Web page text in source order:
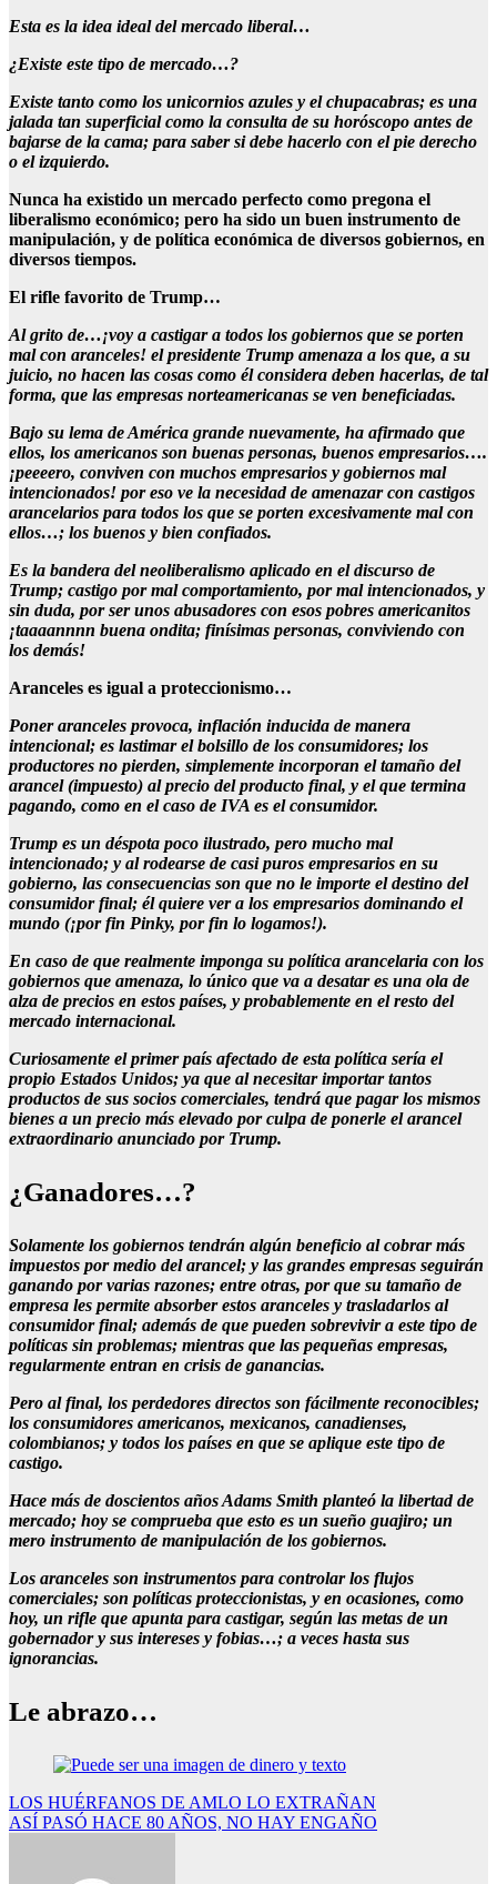
Esta es la idea ideal del mercado liberal…
¿Existe este tipo de mercado…?
Existe tanto como los unicornios azules y el chupacabras; es una
jalada tan superficial como la consulta de su horóscopo antes de
bajarse de la cama; para saber si debe hacerlo con el pie derecho
o el izquierdo.
Nunca ha existido un mercado perfecto como pregona el
liberalismo económico; pero ha sido un buen instrumento de
manipulación, y de política económica de diversos gobiernos, en
diversos tiempos.
El rifle favorito de Trump…
Al grito de…¡voy a castigar a todos los gobiernos que se porten
mal con aranceles! el presidente Trump amenaza a los que, a su
juicio, no hacen las cosas como él considera deben hacerlas, de tal
forma, que las empresas norteamericanas se ven beneficiadas.
Bajo su lema de América grande nuevamente, ha afirmado que
ellos, los americanos son buenas personas, buenos empresarios….
¡peeeero, conviven con muchos empresarios y gobiernos mal
intencionados! por eso ve la necesidad de amenazar con castigos
arancelarios para todos los que se porten excesivamente mal con
ellos…; los buenos y bien confiados.
Es la bandera del neoliberalismo aplicado en el discurso de
Trump; castigo por mal comportamiento, por mal intencionados, y
sin duda, por ser unos abusadores con esos pobres americanitos
¡taaaannnn buena ondita; finísimas personas, conviviendo con
los demás!
Aranceles es igual a proteccionismo…
Poner aranceles provoca, inflación inducida de manera
intencional; es lastimar el bolsillo de los consumidores; los
productores no pierden, simplemente incorporan el tamaño del
arancel (impuesto) al precio del producto final, y el que termina
pagando, como en el caso de IVA es el consumidor.
Trump es un déspota poco ilustrado, pero mucho mal
intencionado; y al rodearse de casi puros empresarios en su
gobierno, las consecuencias son que no le importe el destino del
consumidor final; él quiere ver a los empresarios dominando el
mundo (¡por fin Pinky, por fin lo logamos!).
En caso de que realmente imponga su política arancelaria con los
gobiernos que amenaza, lo único que va a desatar es una ola de
alza de precios en estos países, y probablemente en el resto del
mercado internacional.
Curiosamente el primer país afectado de esta política sería el
propio Estados Unidos; ya que al necesitar importar tantos
productos de sus socios comerciales, tendrá que pagar los mismos
bienes a un precio más elevado por culpa de ponerle el arancel
extraordinario anunciado por Trump.
¿Ganadores…?
Solamente los gobiernos tendrán algún beneficio al cobrar más
impuestos por medio del arancel; y las grandes empresas seguirán
ganando por varias razones; entre otras, por que su tamaño de
empresa les permite absorber estos aranceles y trasladarlos al
consumidor final; además de que pueden sobrevivir a este tipo de
políticas sin problemas; mientras que las pequeñas empresas,
regularmente entran en crisis de ganancias.
Pero al final, los perdedores directos son fácilmente reconocibles;
los consumidores americanos, mexicanos, canadienses,
colombianos; y todos los países en que se aplique este tipo de
castigo.
Hace más de doscientos años Adams Smith planteó la libertad de
mercado; hoy se comprueba que esto es un sueño guajiro; un
mero instrumento de manipulación de los gobiernos.
Los aranceles son instrumentos para controlar los flujos
comerciales; son políticas proteccionistas, y en ocasiones, como
hoy, un rifle que apunta para castigar, según las metas de un
gobernador y sus intereses y fobias…; a veces hasta sus
ignorancias.
Le abrazo…
Navegación
de
LOS HUÉRFANOS DE AMLO LO EXTRAÑAN
ASÍ PASÓ HACE 80 AÑOS, NO HAY ENGAÑO